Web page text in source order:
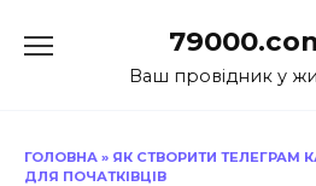
до
Ваш провідник у
ГОЛОВНА » ЯК СТВОРИТИ ТЕЛЕГРАМ
ДЛЯ ПОЧАТКІВЦІВ